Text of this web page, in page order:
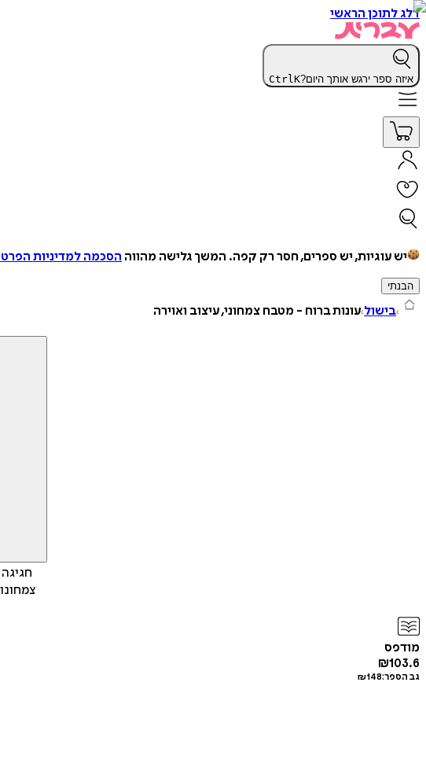
דלג לתוכן הראשי
איזה ספר ירגש אותך היום? CtrlK
יש עוגיות, יש ספרים, חסר רק קפה. המשך גלישה מהווה הסכמה למדיניות
הבנתי
בישול עונות ברוח - מטבח צמחוני, עיצוב ואוירה
מודפס
₪103.6
גב הספר: ₪148